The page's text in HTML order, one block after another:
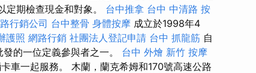
定期檢查現金和對象。 台中推拿 台中 中清路 按
行銷公司 台中整骨 身體按摩 成立於1998年4
護照 網路行銷 社團法人登記申請 台中 抓龍筋 自
的一位定義參與者之一。 台中 外燴 新竹 按摩
車一起服務。 木蘭，蘭克希姆和170號高速公路